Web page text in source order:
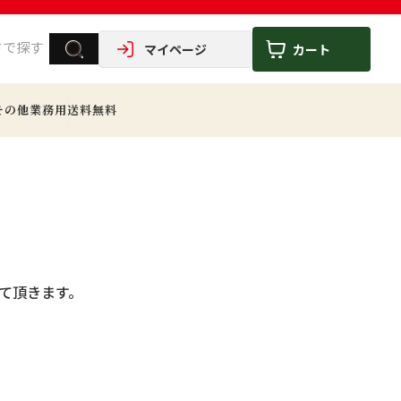
マイページ カート
の他業務用送料無料
きます。